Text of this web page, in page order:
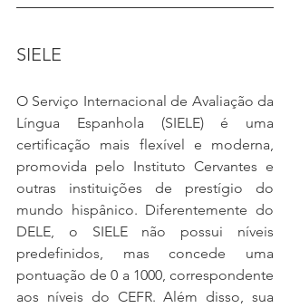
SIELE
O Serviço Internacional de Avaliação da
Língua Espanhola (SIELE) é uma
certificação mais flexível e moderna,
promovida pelo Instituto Cervantes e
outras instituições de prestígio do
mundo hispânico. Diferentemente do
DELE, o SIELE não possui níveis
predefinidos, mas concede uma
pontuação de 0 a 1000, correspondente
aos níveis do CEFR. Além disso, sua